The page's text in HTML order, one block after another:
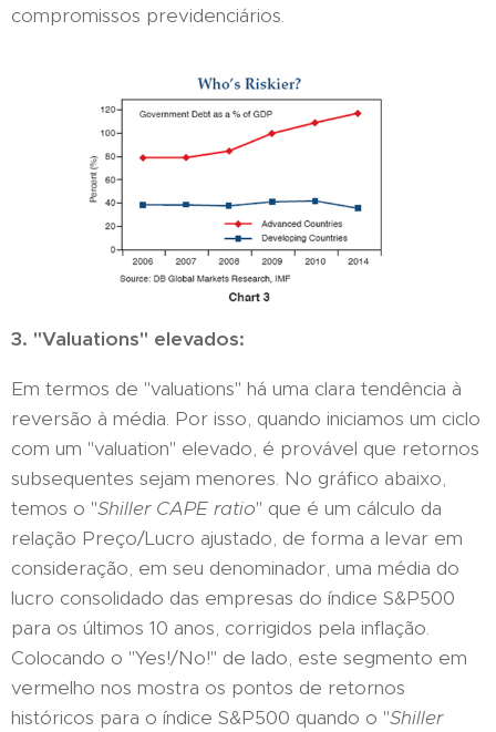
compromissos previdenciários.
3. "Valuations" elevados:
Em termos de "valuations" há uma clara tendência à
reversão à média. Por isso, quando iniciamos um ciclo
com um "valuation" elevado, é provável que retornos
subsequentes sejam menores. No gráfico abaixo,
temos o "Shiller CAPE ratio" que é um cálculo da
relação Preço/Lucro ajustado, de forma a levar em
consideração, em seu denominador, uma média do
lucro consolidado das empresas do índice S&P500
para os últimos 10 anos, corrigidos pela inflação.
Colocando o "Yes!/No!" de lado, este segmento em
vermelho nos mostra os pontos de retornos
históricos para o índice S&P500 quando o "Shiller